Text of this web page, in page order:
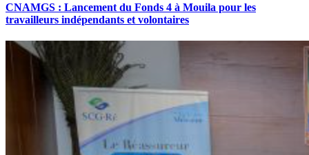
CNAMGS : Lancement du Fonds 4 à Mouila pour les
travailleurs indépendants et volontaires